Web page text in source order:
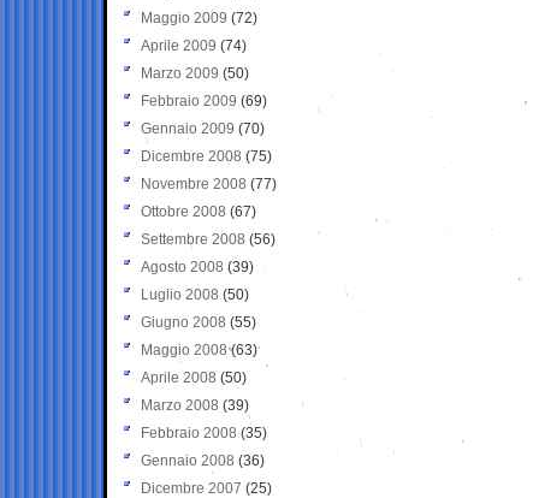
Maggio 2009 (72)
Aprile 2009 (74)
Marzo 2009 (50)
Febbraio 2009 (69)
Gennaio 2009 (70)
Dicembre 2008 (75)
Novembre 2008 (77)
Ottobre 2008 (67)
Settembre 2008 (56)
Agosto 2008 (39)
Luglio 2008 (50)
Giugno 2008 (55)
Maggio 2008(63)
Aprile 2008 (50)
Marzo 2008 (39)
Febbraio 2008 (35)
Gennaio 2008 (36)
Dicembre 2007 (25)